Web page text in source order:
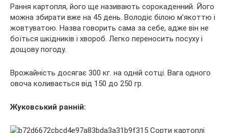
Рання картопля, його ще називають сорокаденний. Його
можна збирати вже на 45 день. Володіє білою м’якоттю і
жовтуватою. Назва говорить сама за себе, адже він не
боїться шкідників і хвороб. Легко переносить посуху і
дощову погоду.
Врожайність досягає 300 кг. на одній сотці. Вага одного
овоча коливається від 150 до 250 гр.
Жуковський ранній: